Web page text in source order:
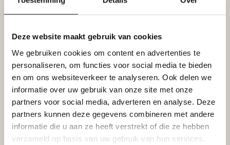
Deze website maakt gebruik van cookies
We gebruiken cookies om content en advertenties te
personaliseren, om functies voor social media te bieden
en om ons websiteverkeer te analyseren. Ook delen we
informatie over uw gebruik van onze site met onze
partners voor social media, adverteren en analyse. Deze
partners kunnen deze gegevens combineren met andere
informatie die u aan ze heeft verstrekt of die ze hebben
verzameld op basis van uw gebruik van hun services.
zowel als stand-alone lijst of als bron van indirect licht. De
lijsten zijn klaar om te schilderen, en hoeven alleen maar op
PLUS-lijm voor de voegen.
Specificaties
Leverancier
Reviews
Tags
Gerelateerde producten